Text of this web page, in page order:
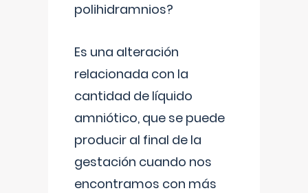
polihidramnios?
Es una alteración
relacionada con la
cantidad de líquido
amniótico, que se puede
producir al final de la
gestación cuando nos
encontramos con más